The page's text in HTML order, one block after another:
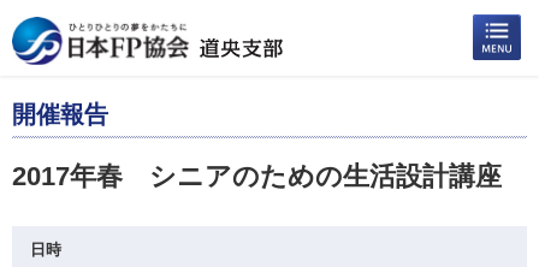
開催報告
2017年春 シニアのための生活設計講座
日時